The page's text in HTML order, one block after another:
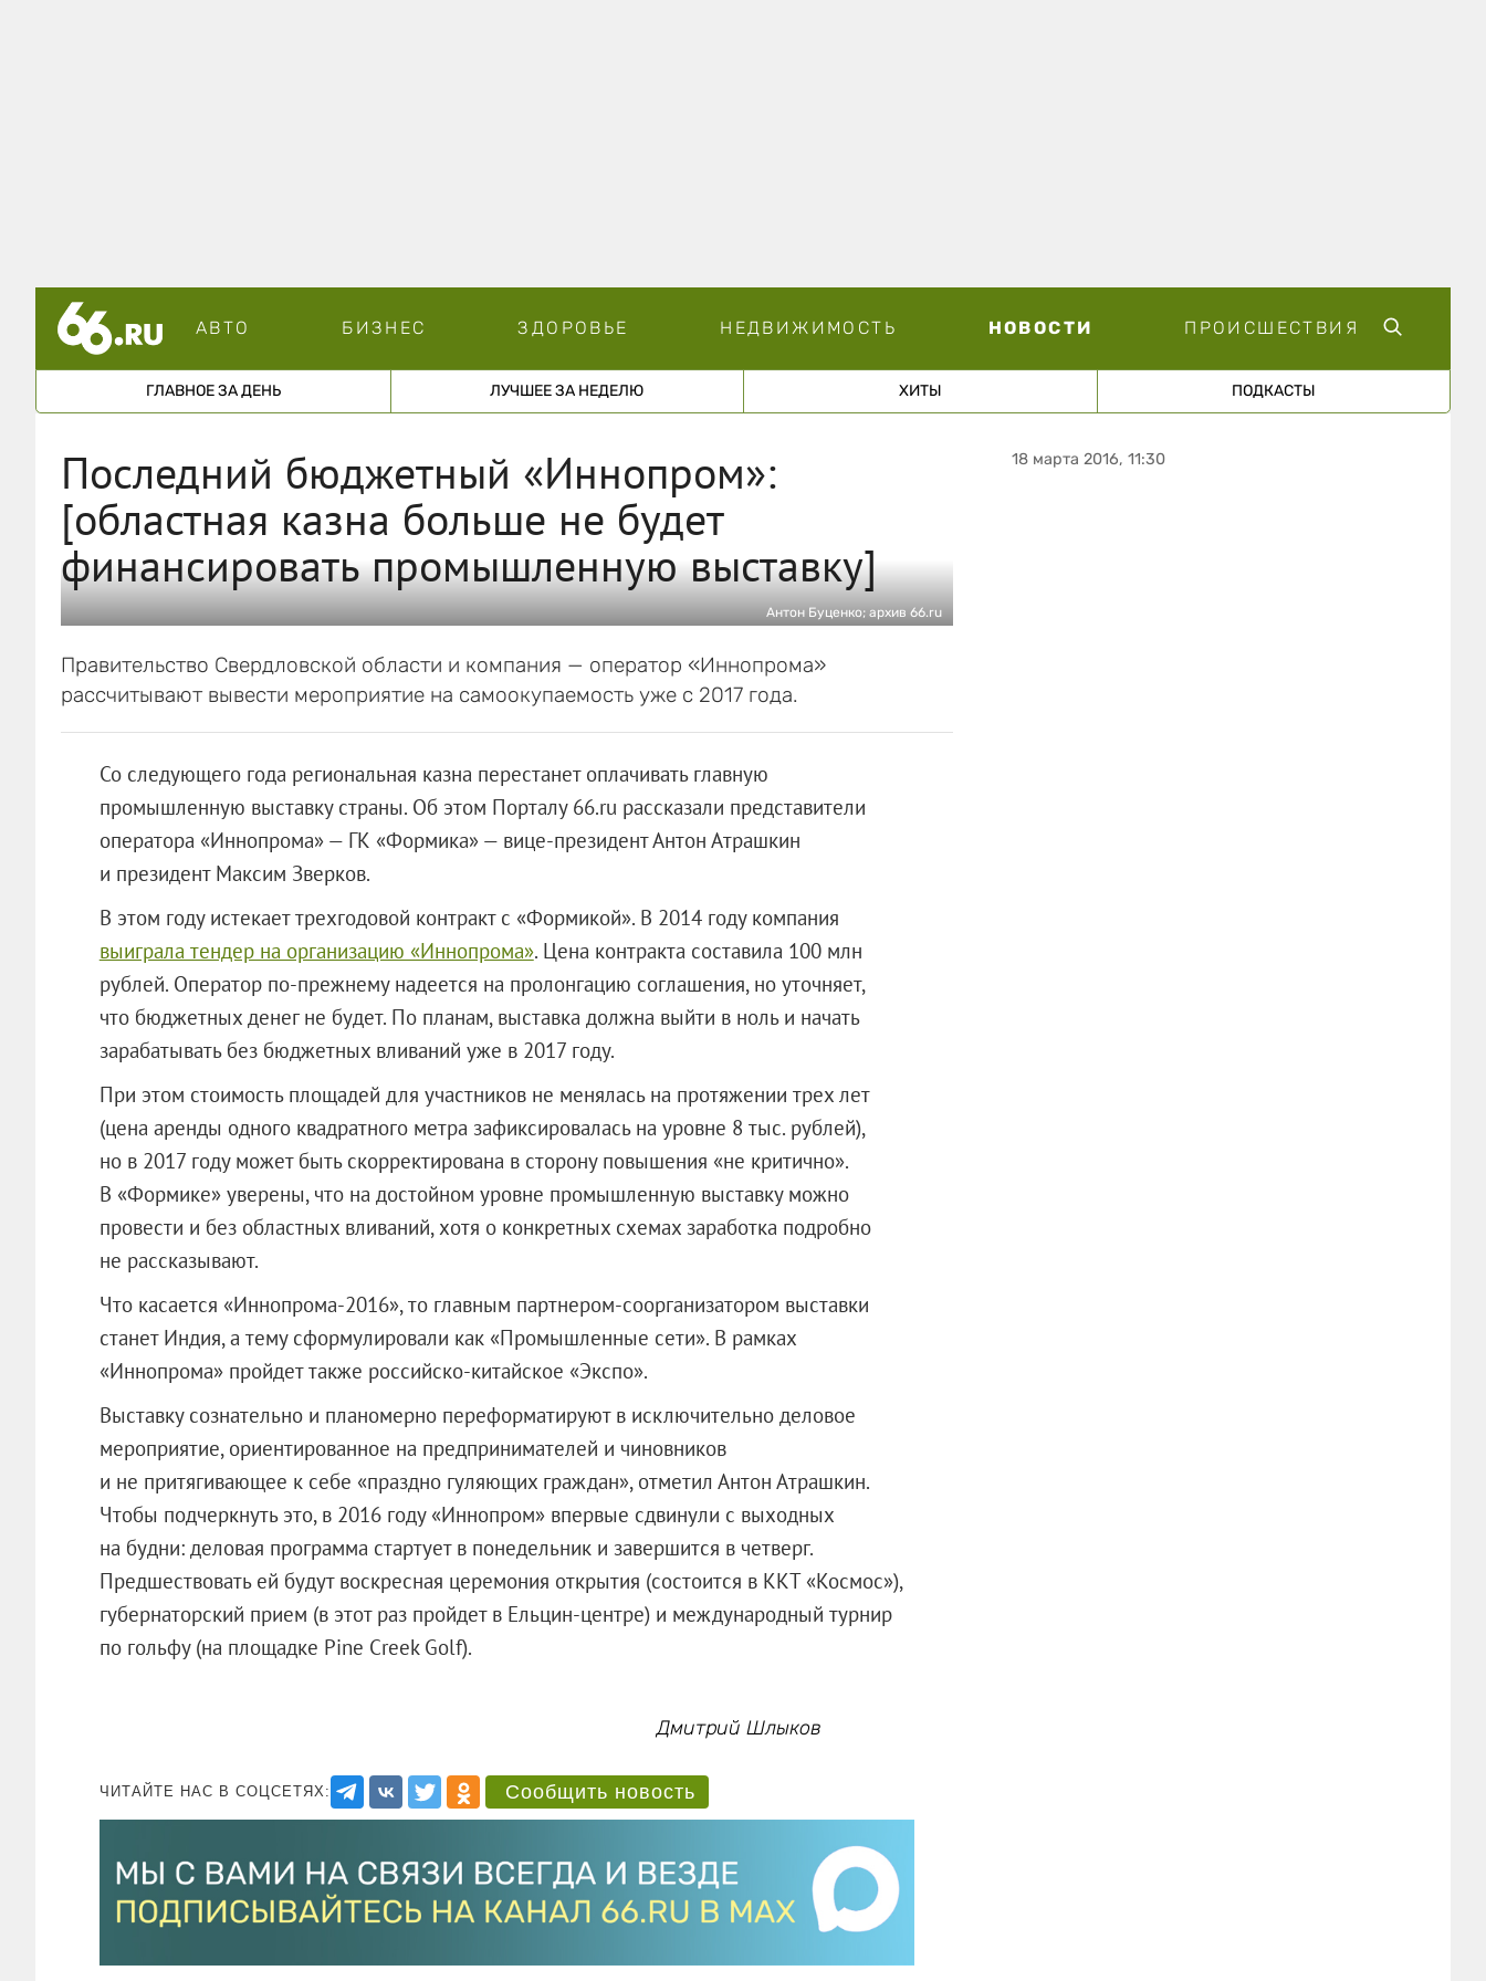
АВТО БИЗНЕС ЗДОРОВЬЕ НЕДВИЖИМОСТЬ НОВОСТИ ПРОИСШЕСТВИЯ
ГЛАВНОЕ ЗА ДЕНЬ ЛУЧШЕЕ ЗА НЕДЕЛЮ ХИТЫ ПОДКАСТЫ
Последний бюджетный «Иннопром»:
[областная казна больше не будет
финансировать промышленную выставку]
Антон Буценко; архив 66.ru
Правительство Свердловской области и компания — оператор «Иннопрома»
рассчитывают вывести мероприятие на самоокупаемость уже с 2017 года.
Со следующего года региональная казна перестанет оплачивать главную
промышленную выставку страны. Об этом Порталу 66.ru рассказали представители
оператора «Иннопрома» — ГК «Формика» — вице-президент Антон Атрашкин
и президент Максим Зверков.
В этом году истекает трехгодовой контракт с «Формикой». В 2014 году компания
выиграла тендер на организацию «Иннопрома». Цена контракта составила 100 млн
рублей. Оператор по-прежнему надеется на пролонгацию соглашения, но уточняет,
что бюджетных денег не будет. По планам, выставка должна выйти в ноль и начать
зарабатывать без бюджетных вливаний уже в 2017 году.
При этом стоимость площадей для участников не менялась на протяжении трех лет
(цена аренды одного квадратного метра зафиксировалась на уровне 8 тыс. рублей),
но в 2017 году может быть скорректирована в сторону повышения «не критично».
В «Формике» уверены, что на достойном уровне промышленную выставку можно
провести и без областных вливаний, хотя о конкретных схемах заработка подробно
не рассказывают.
Что касается «Иннопрома-2016», то главным партнером-соорганизатором выставки
станет Индия, а тему сформулировали как «Промышленные сети». В рамках
«Иннопрома» пройдет также российско-китайское «Экспо».
Выставку сознательно и планомерно переформатируют в исключительно деловое
мероприятие, ориентированное на предпринимателей и чиновников
и не притягивающее к себе «праздно гуляющих граждан», отметил Антон Атрашкин.
Чтобы подчеркнуть это, в 2016 году «Иннопром» впервые сдвинули с выходных
на будни: деловая программа стартует в понедельник и завершится в четверг.
Предшествовать ей будут воскресная церемония открытия (состоится в ККТ «Космос»),
губернаторский прием (в этот раз пройдет в Ельцин-центре) и международный турнир
по гольфу (на площадке Pine Creek Golf).
Дмитрий Шлыков
ЧИТАЙТЕ НАС В СОЦСЕТЯХ: Сообщить новость
18 марта 2016, 11:30